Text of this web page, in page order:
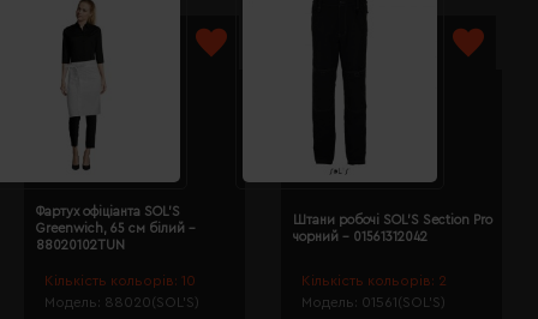
Кількість кольорів: 10
Модель: 88020(SOL’S)
Фартух офіціанта SOL'S
Greenwich, 65 см білий -
88020102TUN
Кількість кольорів: 2
Модель: 01561(SOL’S)
Штани робочі SOL'S Section Pro
чорний - 01561312042